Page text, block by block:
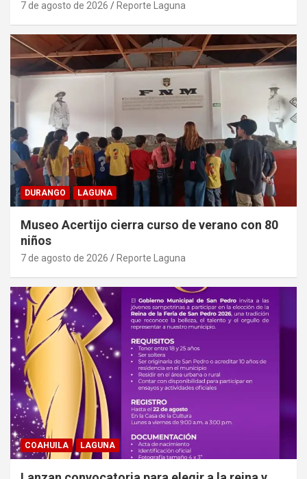
7 de agosto de 2026 Reporte Laguna
DURANGO LAGUNA
Museo Acertijo cierra curso de verano con 80
niños
7 de agosto de 2026 Reporte Laguna
COAHUILA LAGUNA